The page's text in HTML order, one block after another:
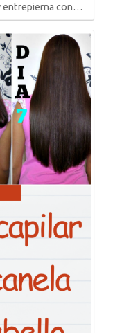
entrepierna con…